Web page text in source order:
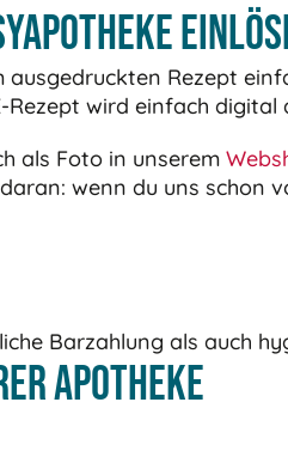
Rezept
wird einfach digital
als Foto in unserem
wenn du uns schon
Barzahlung als auch
Apotheke